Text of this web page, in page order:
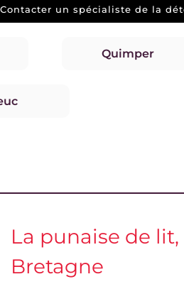
Contacter un spécialiste de la
Quimper
La punaise de
Bretagne